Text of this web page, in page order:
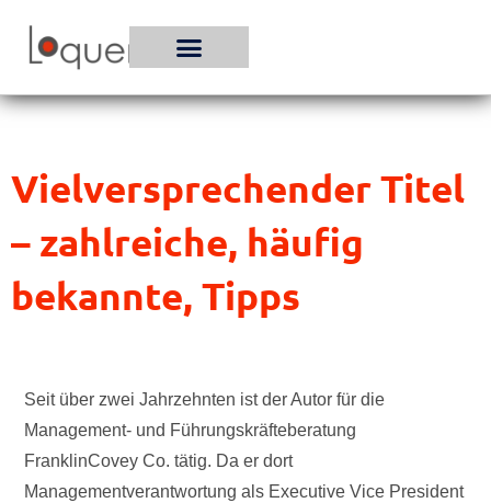
Inhalt
Vielversprechender Titel
– zahlreiche, häufig
bekannte, Tipps
Seit über zwei Jahrzehnten ist der Autor für die
Management- und Führungskräfteberatung
FranklinCovey Co. tätig. Da er dort
Managementverantwortung als Executive Vice President